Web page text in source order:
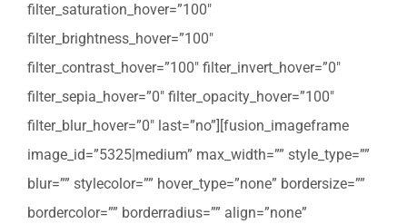
filter_saturation_hover=”100″
filter_brightness_hover=”100″
filter_contrast_hover=”100″ filter_invert_hover=”0″
filter_sepia_hover=”0″ filter_opacity_hover=”100″
filter_blur_hover=”0″ last=”no”][fusion_imageframe
image_id=”5325|medium” max_width=”” style_type=””
blur=”” stylecolor=”” hover_type=”none” bordersize=””
bordercolor=”” borderradius=”” align=”none”